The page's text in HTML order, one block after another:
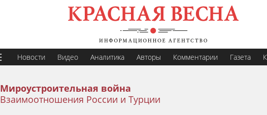
Новости Видео Аналитика Авторы Комментарии Газета
Мироустроительная война
Взаимоотношения России и Турции